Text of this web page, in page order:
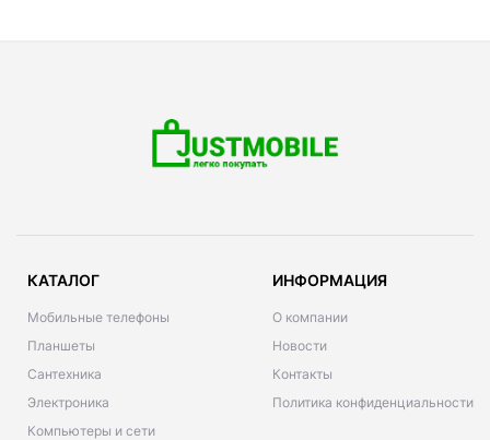
КАТАЛОГ
Мобильные телефоны
Планшеты
Сантехника
Электроника
Компьютеры и сети
ИНФОРМАЦИЯ
О компании
Новости
Контакты
Политика конфиденциальности